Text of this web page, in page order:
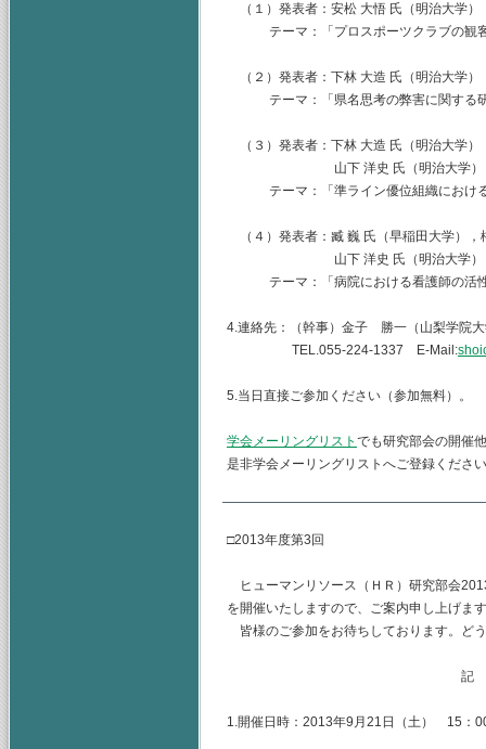
（１）発表者：安松 大悟 氏（明治大学）
テーマ：「プロスポーツクラブの観客
（２）発表者：下林 大造 氏（明治大学）
テーマ：「県名思考の弊害に関する
（３）発表者：下林 大造 氏（明治大学）
山下 洋史 氏（明治大学），臧
テーマ：「準ライン優位組織における
（４）発表者：臧 巍 氏（早稲田大学），
山下 洋史 氏（明治大学），大
テーマ：「病院における看護師の活性
4.連絡先：（幹事）金子 勝一（山梨学院
TEL.055-224-1337 E-Mail:
5.当日直接ご参加ください（参加無料）。
学会メーリングリスト でも研究部会の開催
是非学会メーリングリストへご登録くださ
□2013年度第3回
ヒューマンリソース（ＨＲ）研究部会
を開催いたしますので、ご案内申し上げま
皆様のご参加をお待ちしております。ど
記
1.開催日時：2013年9月21日（土） 15：